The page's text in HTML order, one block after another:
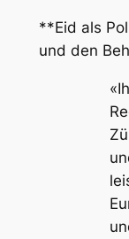
**Eid als
und den